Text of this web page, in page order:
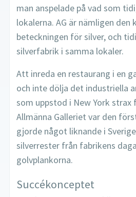
man anspelade på vad som
lokalerna. AG är nämligen den
beteckningen för silver, och
silverfabrik i samma lokaler.
Att inreda en restaurang i en
och inte dölja det industriella
som uppstod i New York
Allmänna Galleriet var den
gjorde något liknande i
silverrester från fabrikens
golvplankorna.
Succékonceptet